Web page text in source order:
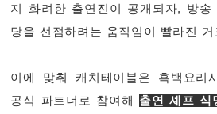
지 화려한 출연진이 공개되자, 방송
당을 선점하려는 움직임이 빨라진 거
이에 맞춰 캐치테이블은 흑백요리
공식 파트너로 참여해
출연 셰프 식